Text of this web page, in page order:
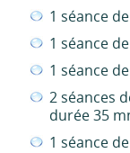
1 séance
1 séance
1 séance
2 séances
durée 35
1 séance